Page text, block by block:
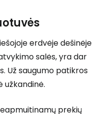
erdvėje dešinėje
salės, yra dar
Už saugumo patikros
užkandinė.
prekių